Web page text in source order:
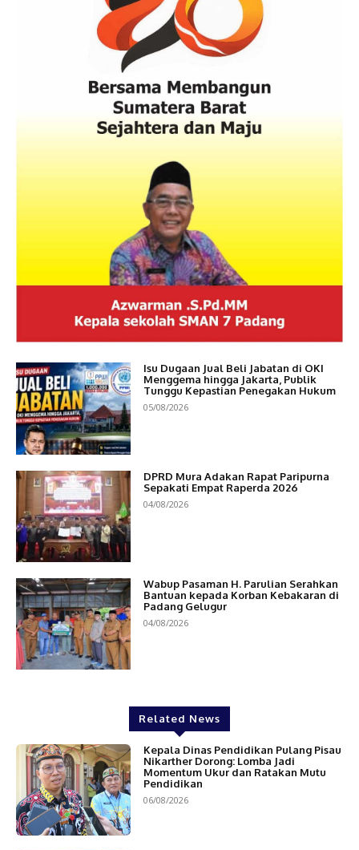
Isu Dugaan Jual Beli Jabatan di OKI
Menggema hingga Jakarta, Publik
Tunggu Kepastian Penegakan Hukum
05/08/2026
DPRD Mura Adakan Rapat Paripurna
Sepakati Empat Raperda 2026
04/08/2026
Wabup Pasaman H. Parulian Serahkan
Bantuan kepada Korban Kebakaran di
Padang Gelugur
04/08/2026
Related News
Kepala Dinas Pendidikan Pulang Pisau
Nikarther Dorong: Lomba Jadi
Momentum Ukur dan Ratakan Mutu
Pendidikan
06/08/2026